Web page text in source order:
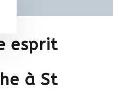
esprit
à St